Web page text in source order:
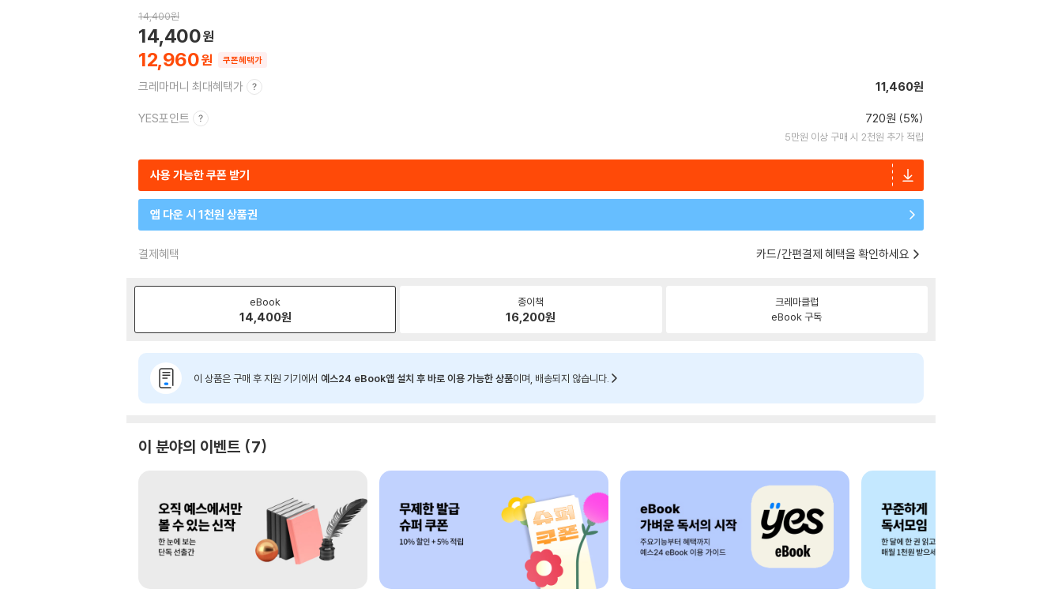
14,400원
12,960
14,400
쿠폰혜택가
크레마머니 최대혜택가 11,460원
YES포인트 720원 (5%)
5만원 이상 구매 시 2천원 추가 적립
사용 가능한 쿠폰 받기
앱 다운 시 1천원 상품권
결제혜택 카드/간편결제 혜택을 확인하세요
eBook
14,400원
종이책
16,200원
크레마클럽
eBook 구독
이 상품은 구매 후 지원 기기에서 예스24 eBook앱 설치 후 바로 이용 가능한 상품이며, 배송되지 않습니다.
이 분야의 이벤트 7